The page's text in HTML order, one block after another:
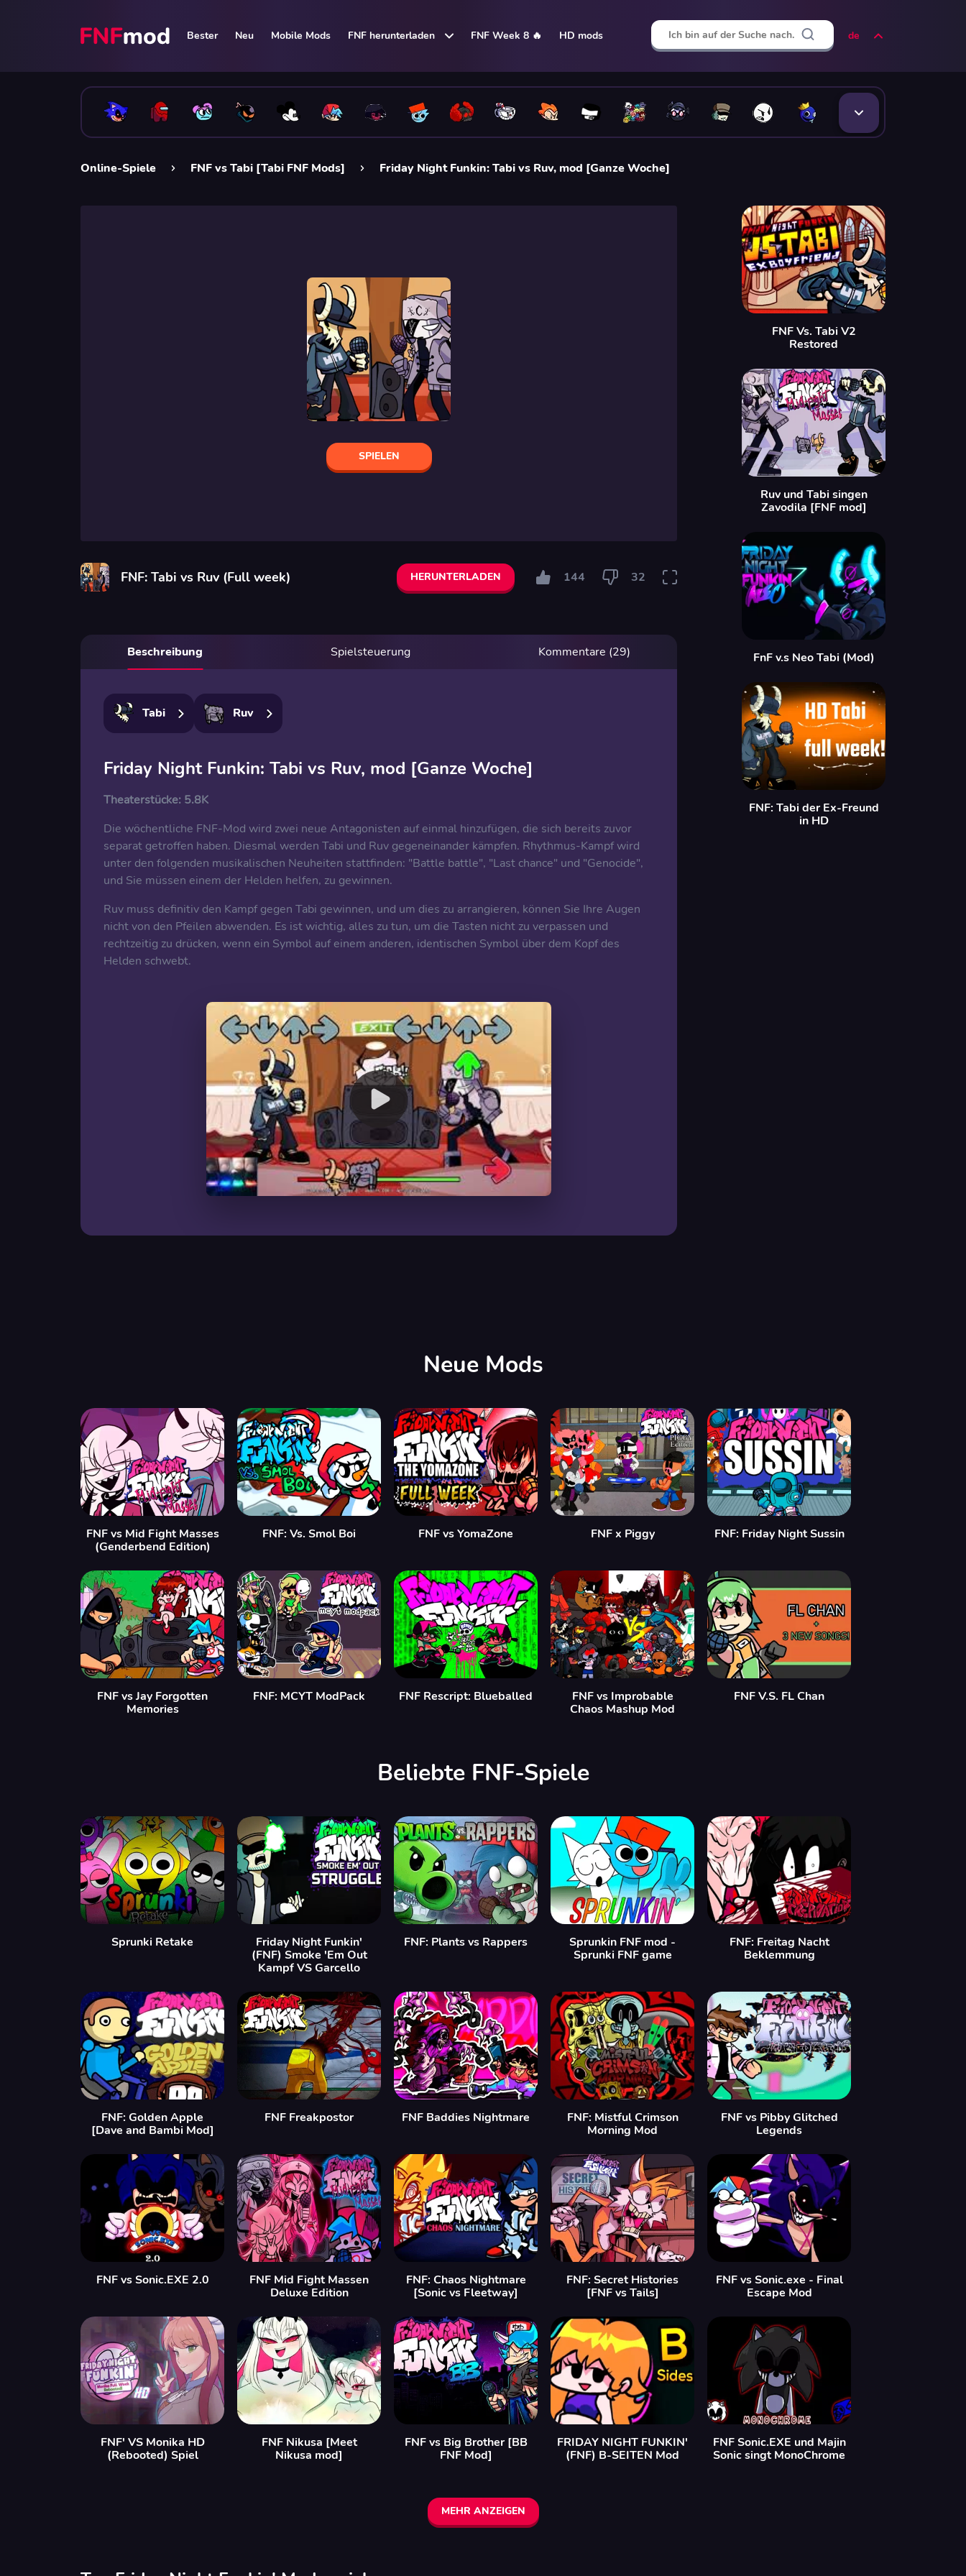
Bester Neu Mobile Mods FNF herunterladen FNF Week 8 🔥 HD mods de
Online-Spiele FNF vs Tabi [Tabi FNF Mods] Friday Night Funkin: Tabi vs Ruv, mod [Ganze Woche]
SPIELEN
FNF: Tabi vs Ruv (Full week) HERUNTERLADEN 144 32
Beschreibung Spielsteuerung Kommentare (29)
Tabi Ruv
Friday Night Funkin: Tabi vs Ruv, mod [Ganze Woche]
Theaterstücke: 5.8K
Die wöchentliche FNF-Mod wird zwei neue Antagonisten auf einmal hinzufügen, die sich bereits zuvor
separat getroffen haben. Diesmal werden Tabi und Ruv gegeneinander kämpfen. Rhythmus-Kampf wird
unter den folgenden musikalischen Neuheiten stattfinden: "Battle battle", "Last chance" und "Genocide",
und Sie müssen einem der Helden helfen, zu gewinnen.
Ruv muss definitiv den Kampf gegen Tabi gewinnen, und um dies zu arrangieren, können Sie Ihre Augen
nicht von den Pfeilen abwenden. Es ist wichtig, alles zu tun, um die Tasten nicht zu verpassen und
rechtzeitig zu drücken, wenn ein Symbol auf einem anderen, identischen Symbol über dem Kopf des
Helden schwebt.
FNF Vs. Tabi V2
Restored
Ruv und Tabi singen
Zavodila [FNF mod]
FnF v.s Neo Tabi (Mod)
FNF: Tabi der Ex-Freund
in HD
Neue Mods
FNF vs Mid Fight Masses
(Genderbend Edition)
FNF: Vs. Smol Boi FNF vs YomaZone FNF x Piggy FNF: Friday Night Sussin
FNF vs Jay Forgotten
Memories
FNF: MCYT ModPack FNF Rescript: Blueballed
FNF vs Improbable
Chaos Mashup Mod
FNF V.S. FL Chan
Beliebte FNF-Spiele
Sprunki Retake
Friday Night Funkin'
(FNF) Smoke 'Em Out
Kampf VS Garcello
FNF: Plants vs Rappers
Sprunkin FNF mod -
Sprunki FNF game
FNF: Freitag Nacht
Beklemmung
FNF: Golden Apple
[Dave and Bambi Mod]
FNF Freakpostor FNF Baddies Nightmare
FNF: Mistful Crimson
Morning Mod
FNF vs Pibby Glitched
Legends
FNF vs Sonic.EXE 2.0
FNF Mid Fight Massen
Deluxe Edition
FNF: Chaos Nightmare
[Sonic vs Fleetway]
FNF: Secret Histories
[FNF vs Tails]
FNF vs Sonic.exe - Final
Escape Mod
FNF' VS Monika HD
(Rebooted) Spiel
FNF Nikusa [Meet
Nikusa mod]
FNF vs Big Brother [BB
FNF Mod]
FRIDAY NIGHT FUNKIN'
(FNF) B-SEITEN Mod
FNF Sonic.EXE und Majin
Sonic singt MonoChrome
MEHR ANZEIGEN